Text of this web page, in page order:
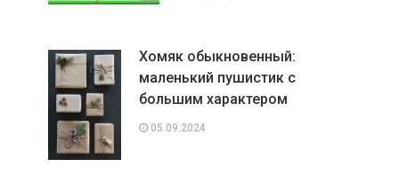
Хомяк обыкновенный:
маленький пушистик с
большим характером
05.09.2024